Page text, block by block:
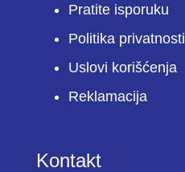
Pratite isporuku
Politika privatnosti
Uslovi korišćenja
Reklamacija
Kontakt